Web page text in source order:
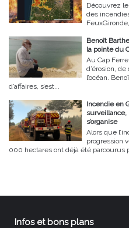
Découvrez
des
Benoît
la pointe du
Au Cap
d’érosion,
l’océan.
d’affaires, s’est...
Incendie en
surveillance,
s’organise
Alors que
progression
000 hectares ont déjà été parcourus
Infos et bons plans